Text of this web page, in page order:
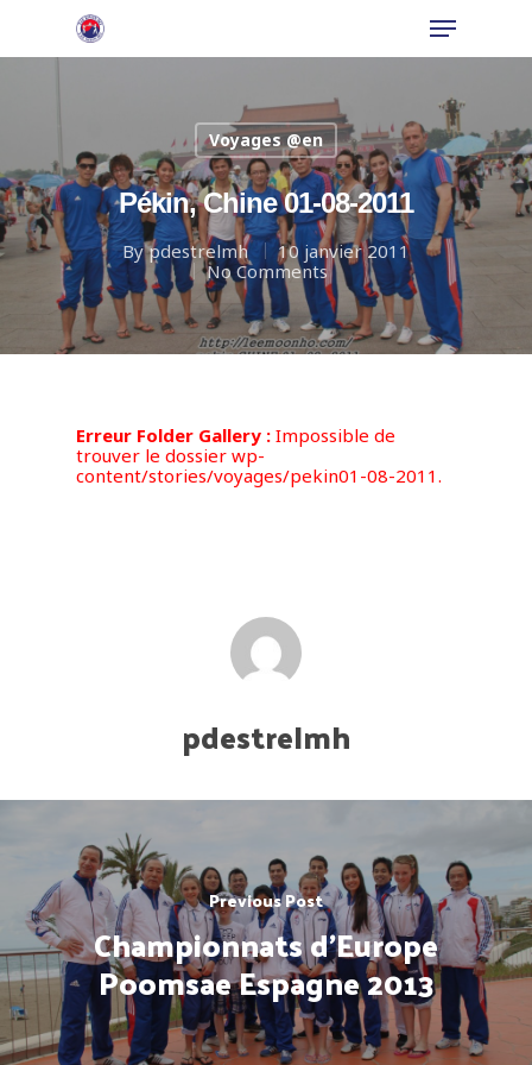
Hit enter to search or ESC to close
Voyages @en
Pékin, Chine 01-08-2011
Bypdestrelmh
10 janvier 2011
No Comments
Erreur Folder Gallery : Impossible de
trouver le dossier wp-
content/stories/voyages/pekin01-08-2011.
pdestrelmh
Previous Post
Championnats d'Europe
Poomsae Espagne 2013
Accueil
Maître Lee Moon